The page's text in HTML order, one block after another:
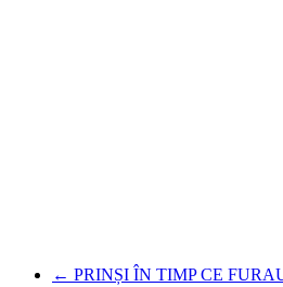
← PRINȘI ÎN TIMP CE